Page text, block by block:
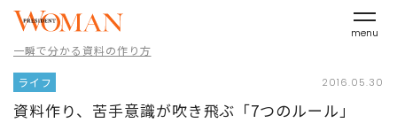
menu
一瞬で分かる資料の作り方
ライフ 2016.05.30
資料作り、苦手意識が吹き飛ぶ「7つのルール」